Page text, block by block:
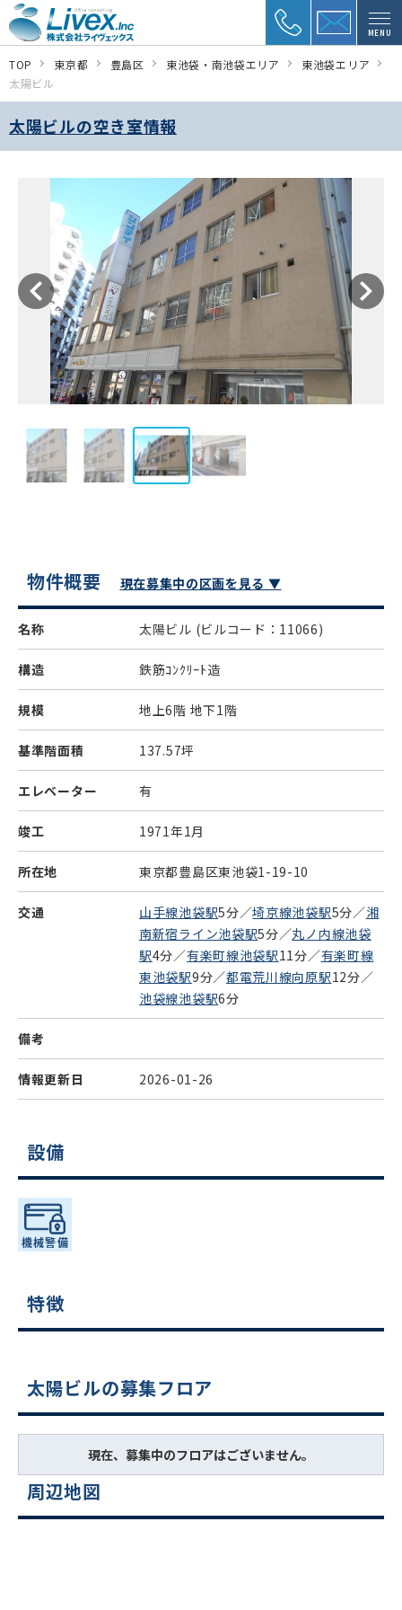
MENU
TOP 東京都 豊島区 東池袋・南池袋エリア
東池袋エリア
太陽ビル
太陽ビルの空き室情報
物件概要 現在募集中の区画を見る ▼
名称 太陽ビル (ビルコード：11066)
構造 鉄筋ｺﾝｸﾘｰﾄ造
規模 地上6階 地下1階
基準階面積 137.57坪
エレベーター 有
竣工 1971年1月
所在地 東京都豊島区東池袋1-19-10
交通 山手線池袋駅5分／埼京線池袋駅5分／湘
南新宿ライン池袋駅5分／丸ノ内線池袋
駅4分／有楽町線池袋駅11分／有楽町線
東池袋駅9分／都電荒川線向原駅12分／
池袋線池袋駅6分
備考
情報更新日 2026-01-26
設備
特徴
太陽ビルの募集フロア
現在、募集中のフロアはございません。
周辺地図